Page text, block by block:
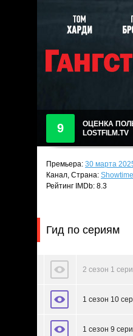
9
ОЦЕНКА
LOSTFILM.TV
Премьера: 30 марта
Канал, Страна: Showtime
Рейтинг IMDb: 8.3
Гид по сериям
2 сезон 1
1 сезон 10
1 сезон 9